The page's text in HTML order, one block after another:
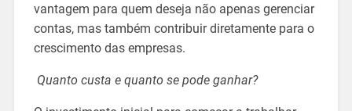
vantagem para quem deseja não apenas gerenciar
contas, mas também contribuir diretamente para o
crescimento das empresas.
Quanto custa e quanto se pode ganhar?